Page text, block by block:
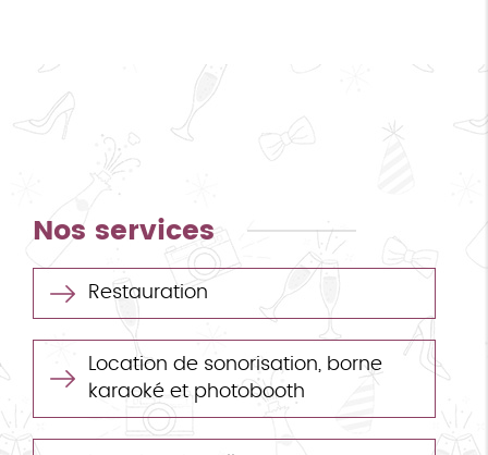
Nos services
Restauration
Location de sonorisation, borne
karaoké et photobooth